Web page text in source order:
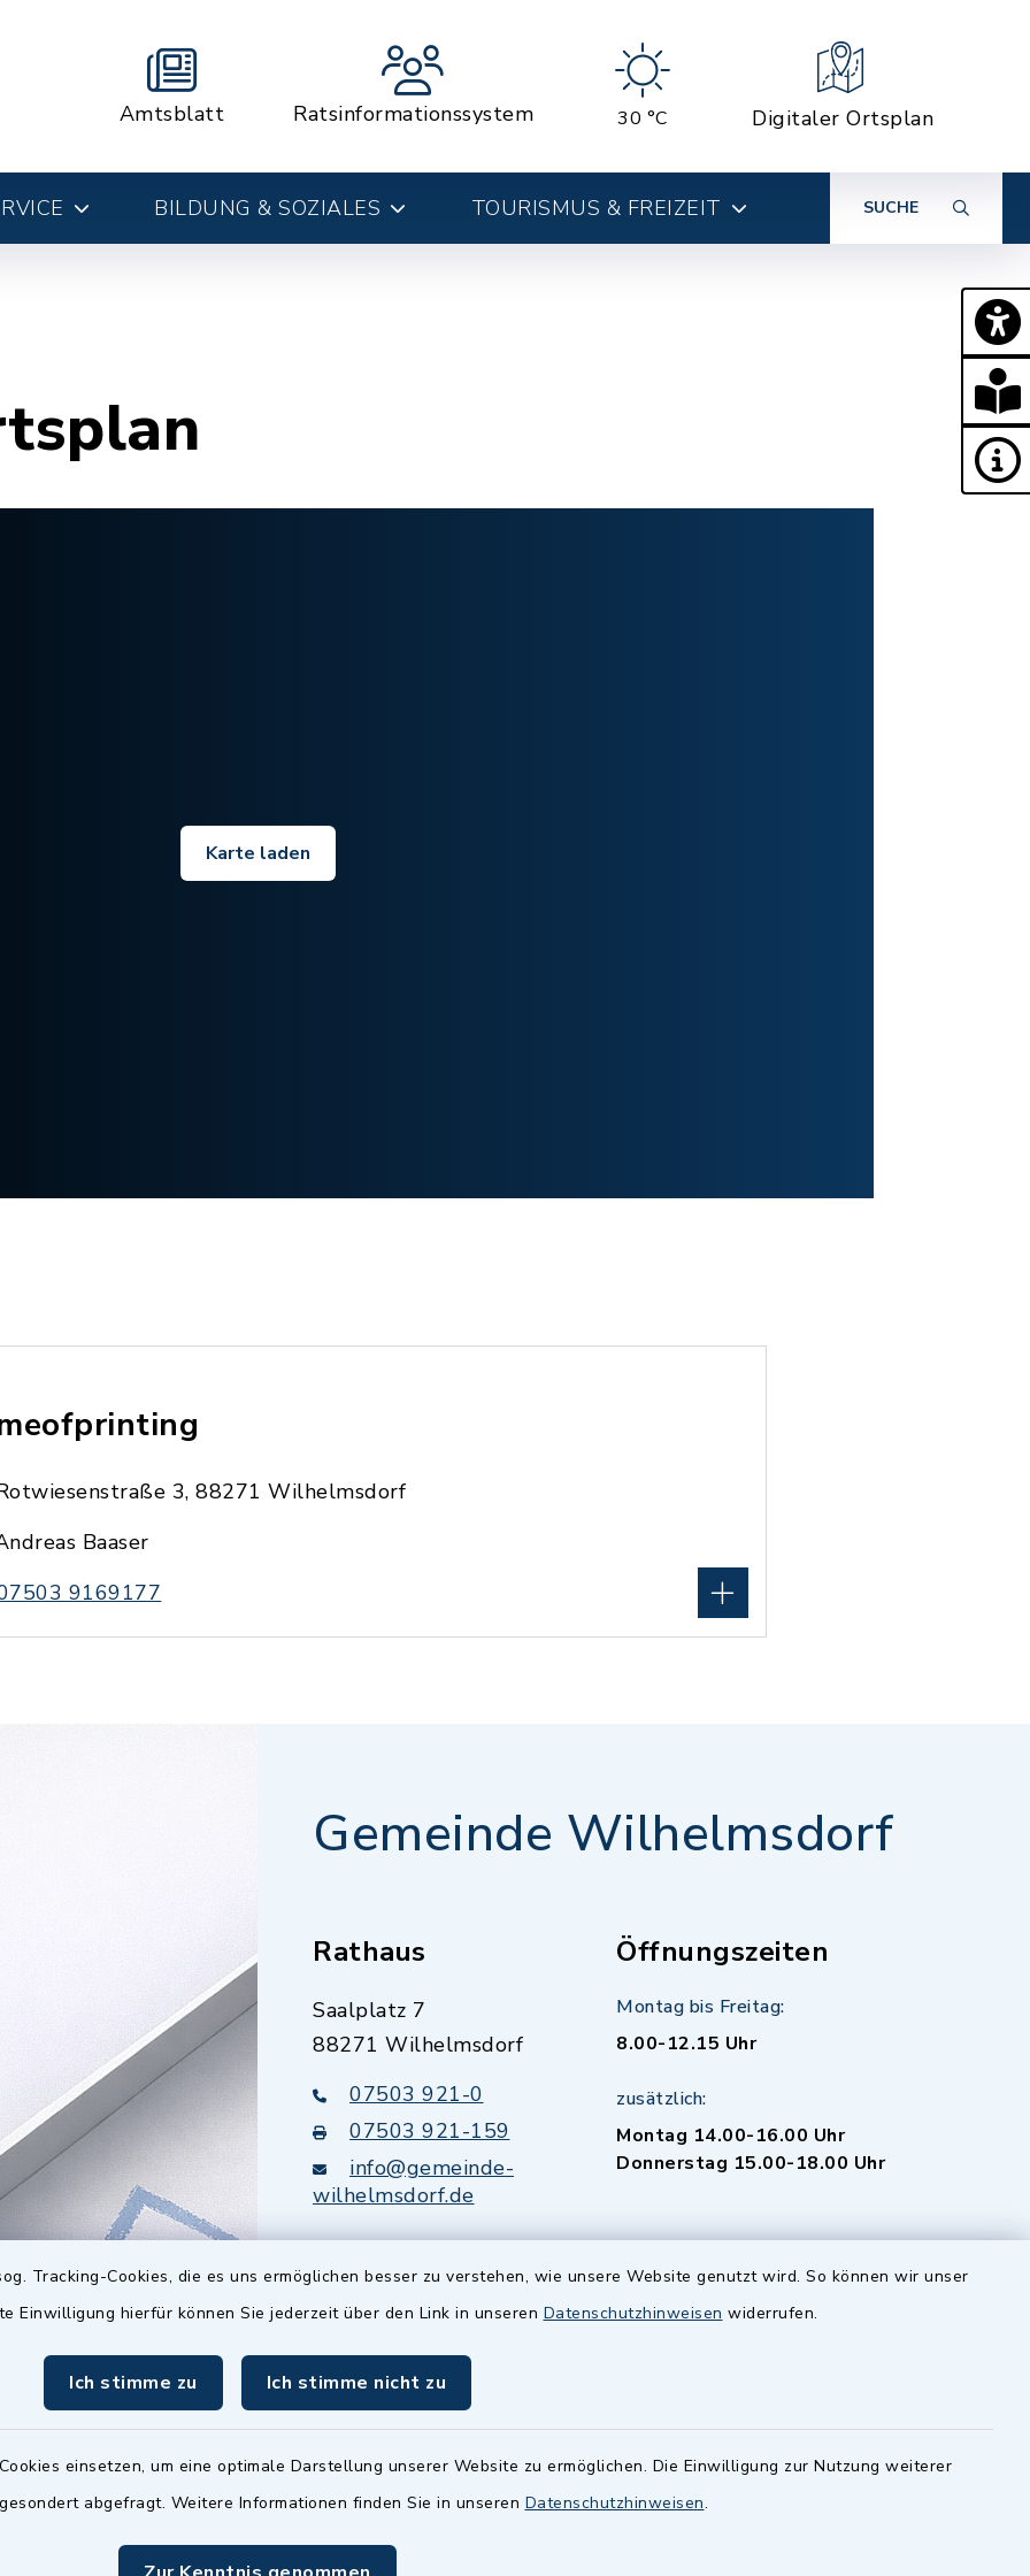
Tracking-Cookies, die es uns ermöglichen besser zu verstehen, wie unsere Website genutzt wird. So können wir unser
Einwilligung hierfür können Sie jederzeit über den Link in unseren Datenschutzhinweisen widerrufen.
Ich stimme zu Ich stimme nicht zu
einsetzen, um eine optimale Darstellung unserer Website zu ermöglichen. Die Einwilligung zur Nutzung weiterer
abgefragt. Weitere Informationen finden Sie in unseren Datenschutzhinweisen.
Amtsblatt Ratsinformationssystem 30 °C Digitaler Ortsplan
BILDUNG & SOZIALES TOURISMUS & FREIZEIT SUCHE
Karte laden
3, 88271 Wilhelmsdorf
Baaser
9169177
Gemeinde Wilhelmsdorf
Rathaus
Saalplatz 7
88271 Wilhelmsdorf
07503 921-0
07503 921-159
info@gemeinde-
wilhelmsdorf.de
Öffnungszeiten
Montag bis Freitag:
8.00-12.15 Uhr
zusätzlich:
Montag 14.00-16.00 Uhr
Donnerstag 15.00-18.00 Uhr
Quicklinks
Serviceportal Baden-
Württemberg
Website in Leichter Sprache